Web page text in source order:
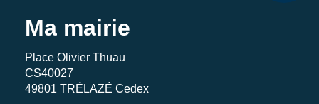
Ma mairie
Place Olivier Thuau
CS40027
49801 TRÉLAZÉ Cedex